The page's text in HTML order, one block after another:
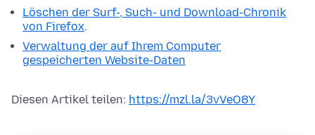
Löschen der Surf-, Such- und Download-Chronik
von Firefox.
Verwaltung der auf Ihrem Computer
gespeicherten Website-Daten
Diesen Artikel teilen: https://mzl.la/3vVeO8Y